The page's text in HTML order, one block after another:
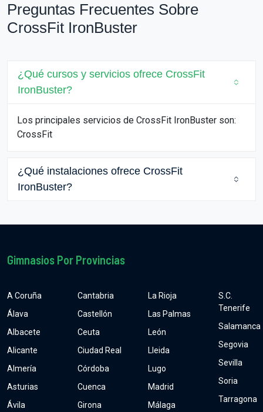
Preguntas Frecuentes Sobre
CrossFit IronBuster
¿Qué cursos y servicios ofrece CrossFit
IronBuster?
Los principales servicios de CrossFit IronBuster son:
CrossFit
¿Qué instalaciones ofrece CrossFit
IronBuster?
Gimnasios Por Provincias
A Coruña
Álava
Albacete
Alicante
Almería
Asturias
Ávila
Cantabria
Castellón
Ceuta
Ciudad Real
Córdoba
Cuenca
Girona
La Rioja
Las Palmas
León
Lleida
Lugo
Madrid
Málaga
S.C.
Tenerife
Salamanca
Segovia
Sevilla
Soria
Tarragona